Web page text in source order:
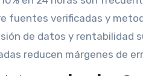
fuentes verificadas y
de datos y rentabilidad
reducen márgenes de